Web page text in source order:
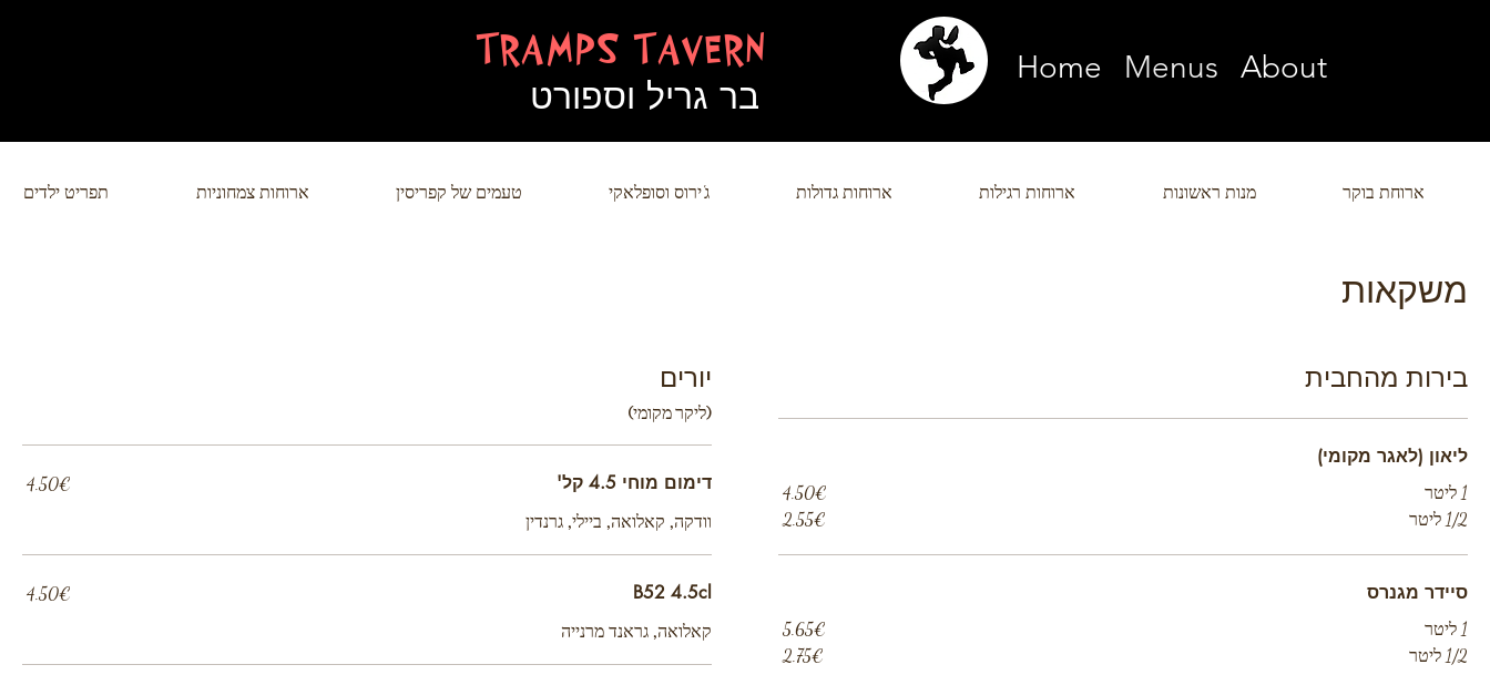
בר גריל וספורט
TRAMPS TAVERN Home Menus About
ארוחת בוקר מנות ראשונות ארוחות רגילות ארוחות גדולות ג'ירוס וסופלאקי טעמים של קפריסין ארוחות צמחוניות תפריט ילדים
משקאות
בירות מהחבית
ליאון (לאגר מקומי)
1 ליטר
‏4.50 ‏€
1/2 ליטר
‏2.55 ‏€
סיידר מגנרס
1 ליטר
‏5.65 ‏€
1/2 ליטר
‏2.75 ‏€
יורים
(ליקר מקומי)
דימום מוחי 4.5 קל'
וודקה, קאלואה, ביילי, גרנדין
‏4.50 ‏€
B52 4.5cl
קאלואה, גראנד מרנייה
‏4.50 ‏€